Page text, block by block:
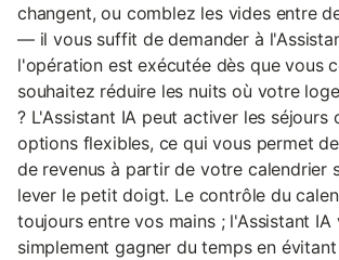
changent, ou comblez les vides entre
— il vous suffit de demander à
l'opération est exécutée dès que vous
souhaitez réduire les nuits où votre
? L'Assistant IA peut activer les séjours
options flexibles, ce qui vous permet
de revenus à partir de votre calendrier
lever le petit doigt. Le contrôle du
toujours entre vos mains ; l'Assistant IA
simplement gagner du temps en